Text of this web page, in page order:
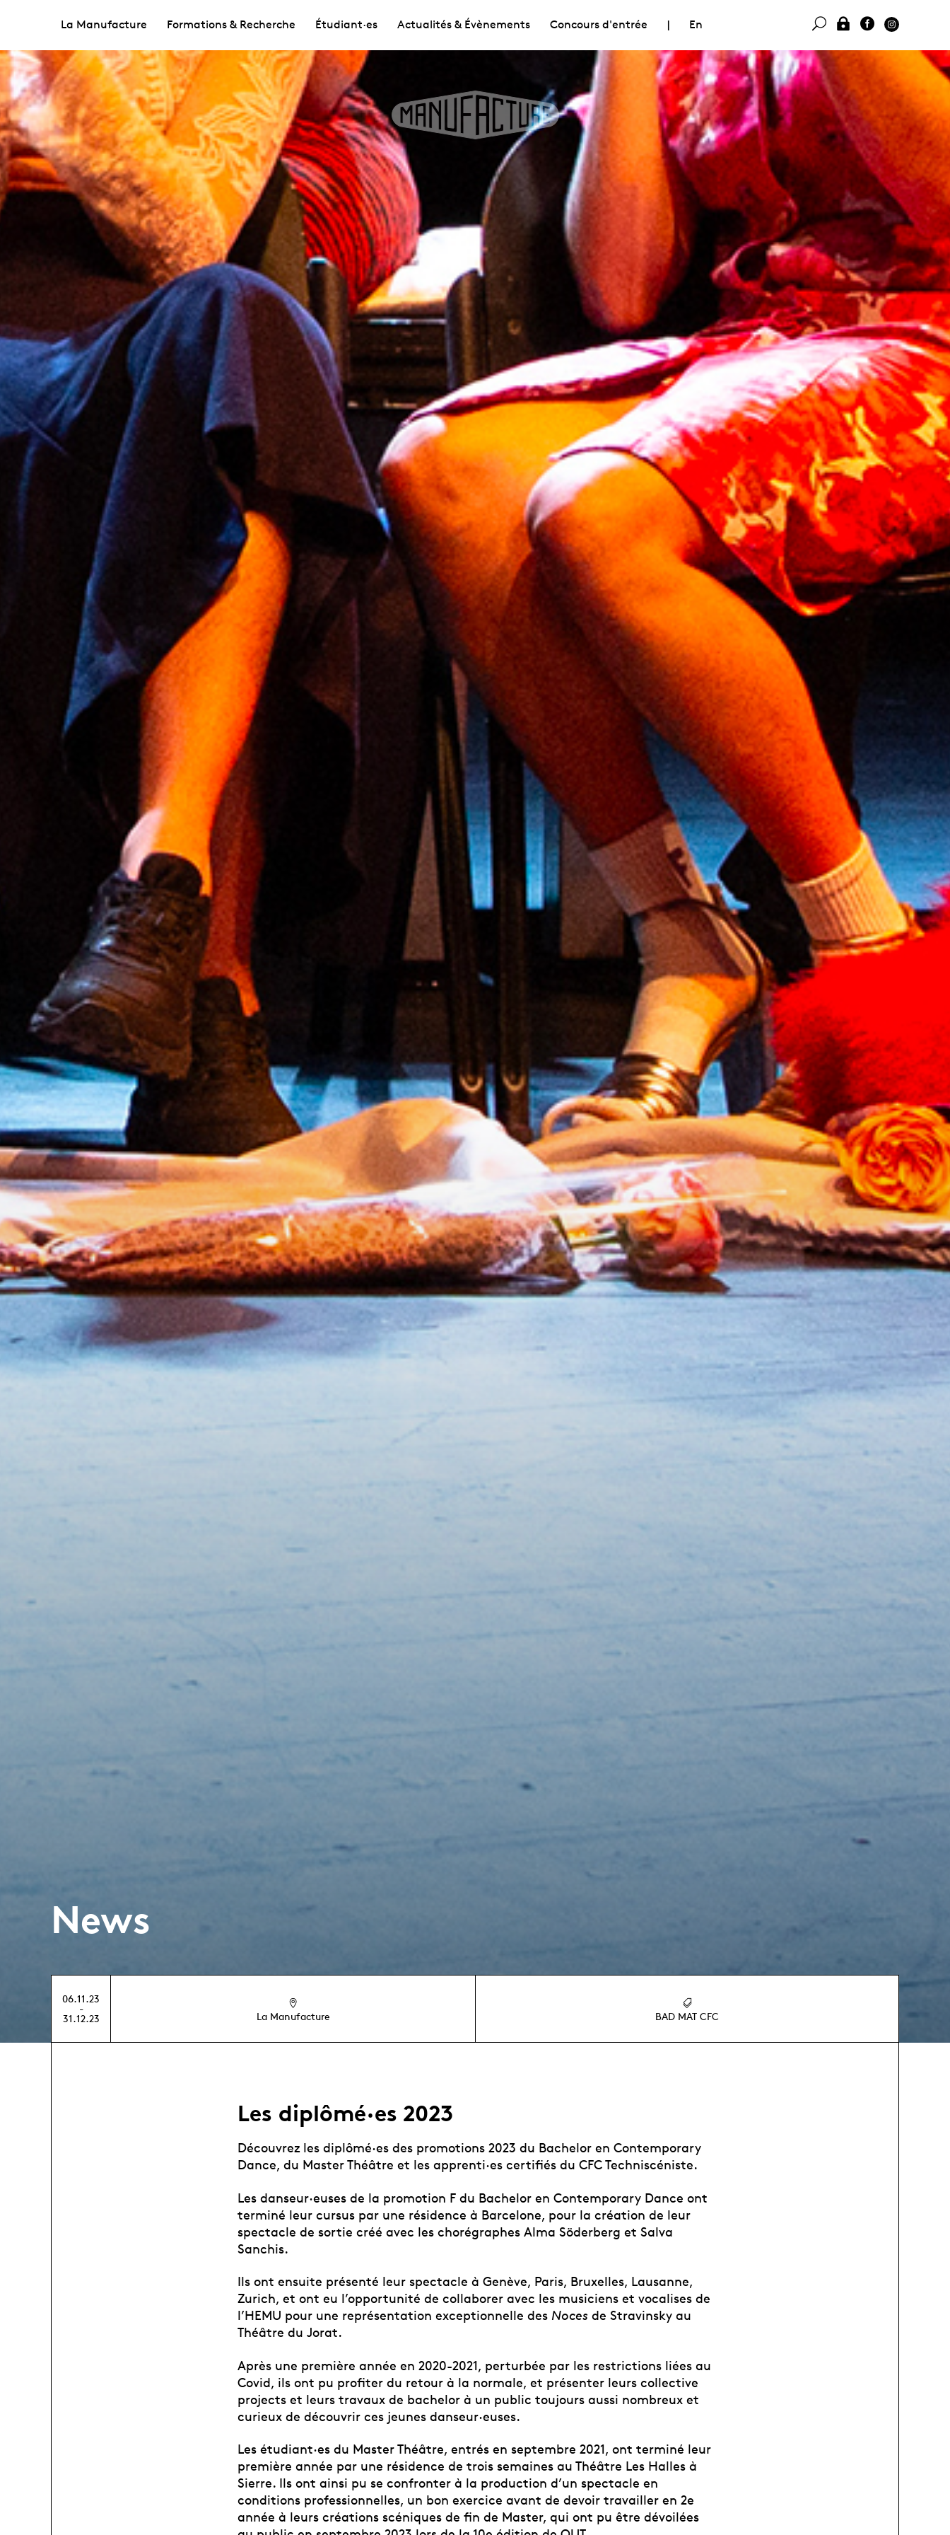
La Manufacture Formations & Recherche Étudiant·es Actualités & Évènements Concours d'entrée | En
News
06.11.23
-
31.12.23
La Manufacture BAD MAT CFC
Les diplômé·es 2023
Découvrez les diplômé·es des promotions 2023 du Bachelor en Contemporary
Dance, du Master Théâtre et les apprenti·es certifiés du CFC Techniscéniste.
Les danseur·euses de la promotion F du Bachelor en Contemporary Dance ont
terminé leur cursus par une résidence à Barcelone, pour la création de leur
spectacle de sortie créé avec les chorégraphes Alma Söderberg et Salva
Sanchis.
Ils ont ensuite présenté leur spectacle à Genève, Paris, Bruxelles, Lausanne,
Zurich, et ont eu l’opportunité de collaborer avec les musiciens et vocalises de
l’HEMU pour une représentation exceptionnelle des Noces de Stravinsky au
Théâtre du Jorat.
Après une première année en 2020-2021, perturbée par les restrictions liées au
Covid, ils ont pu profiter du retour à la normale, et présenter leurs collective
projects et leurs travaux de bachelor à un public toujours aussi nombreux et
curieux de découvrir ces jeunes danseur·euses.
Les étudiant·es du Master Théâtre, entrés en septembre 2021, ont terminé leur
première année par une résidence de trois semaines au Théâtre Les Halles à
Sierre. Ils ont ainsi pu se confronter à la production d’un spectacle en
conditions professionnelles, un bon exercice avant de devoir travailler en 2e
année à leurs créations scéniques de fin de Master, qui ont pu être dévoilées